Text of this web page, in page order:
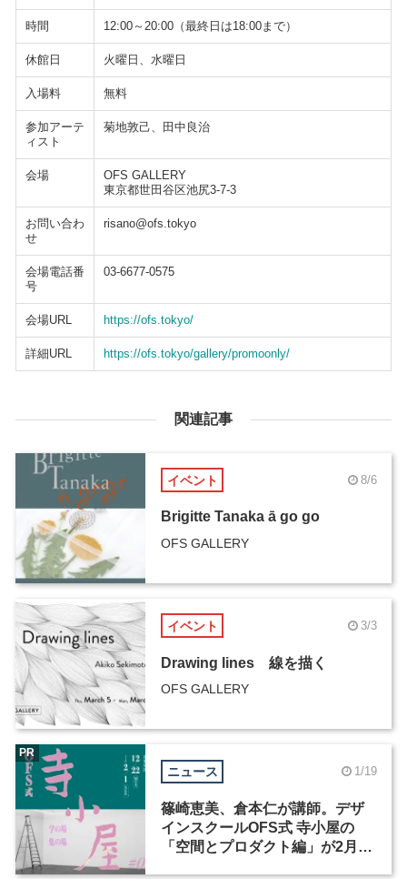
時間 12:00～20:00（最終日は18:00まで）
休館日 火曜日、水曜日
入場料 無料
参加アーテ
ィスト
菊地敦己、田中良治
会場
OFS GALLERY
東京都世田谷区池尻3-7-3
お問い合わ
せ
risano@ofs.tokyo
会場電話番
号
03-6677-0575
会場URL https://ofs.tokyo/
詳細URL https://ofs.tokyo/gallery/promoonly/
関連記事
イベント 8/6
Brigitte Tanaka ā go go
OFS GALLERY
イベント 3/3
Drawing lines 線を描く
OFS GALLERY
ニュース 1/19
篠崎恵美、倉本仁が講師。デザ
インスクールOFS式 寺小屋の
「空間とプロダクト編」が2月1
PR